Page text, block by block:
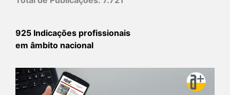
925 Indicações profissionais
em âmbito nacional